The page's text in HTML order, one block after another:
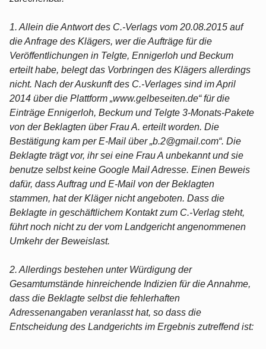
1. Allein die Antwort des C.-Verlags vom 20.08.2015 auf
die Anfrage des Klägers, wer die Aufträge für die
Veröffentlichungen in Telgte, Ennigerloh und Beckum
erteilt habe, belegt das Vorbringen des Klägers allerdings
nicht. Nach der Auskunft des C.-Verlages sind im April
2014 über die Plattform „www.gelbeseiten.de“ für die
Einträge Ennigerloh, Beckum und Telgte 3-Monats-Pakete
von der Beklagten über Frau A. erteilt worden. Die
Bestätigung kam per E-Mail über „b.2@gmail.com“. Die
Beklagte trägt vor, ihr sei eine Frau A unbekannt und sie
benutze selbst keine Google Mail Adresse. Einen Beweis
dafür, dass Auftrag und E-Mail von der Beklagten
stammen, hat der Kläger nicht angeboten. Dass die
Beklagte in geschäftlichem Kontakt zum C.-Verlag steht,
führt noch nicht zu der vom Landgericht angenommenen
Umkehr der Beweislast.
2. Allerdings bestehen unter Würdigung der
Gesamtumstände hinreichende Indizien für die Annahme,
dass die Beklagte selbst die fehlerhaften
Adressenangaben veranlasst hat, so dass die
Entscheidung des Landgerichts im Ergebnis zutreffend ist: